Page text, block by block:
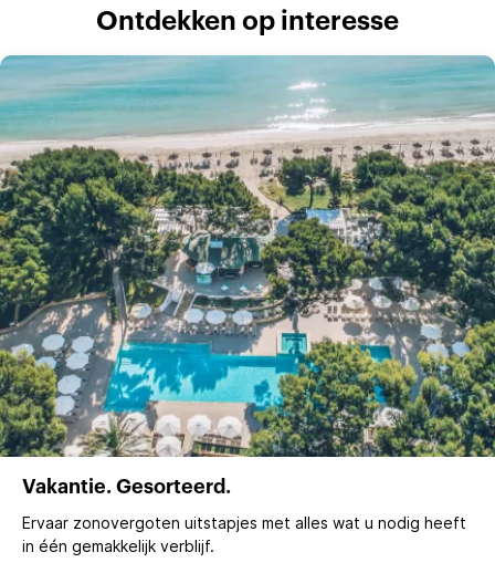
Ontdekken op interesse
Vakantie. Gesorteerd.
Ervaar zonovergoten uitstapjes met alles wat u nodig heeft
in één gemakkelijk verblijf.